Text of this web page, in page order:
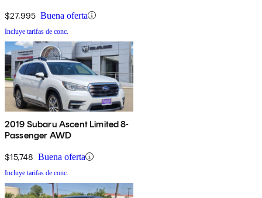
$27,995 Buena oferta
Incluye tarifas de conc.
2019 Subaru Ascent Limited 8-
Passenger AWD
$15,748 Buena oferta
Incluye tarifas de conc.